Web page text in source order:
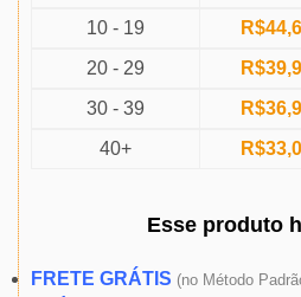
10 - 19
R$
20 - 29
R$
30 - 39
R$
40+
R$
Esse produto
FRETE GRÁTIS (no Método